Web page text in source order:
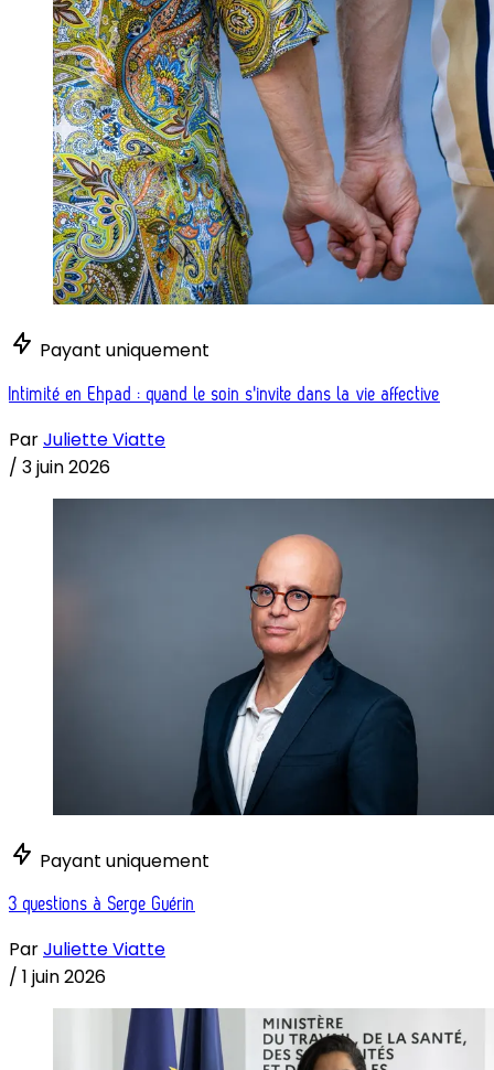
Payant uniquement
Intimité en Ehpad : quand le soin s'invite dans la vie affective
ParJuliette Viatte
/ 3 juin 2026
Payant uniquement
3 questions à Serge Guérin
ParJuliette Viatte
/ 1 juin 2026